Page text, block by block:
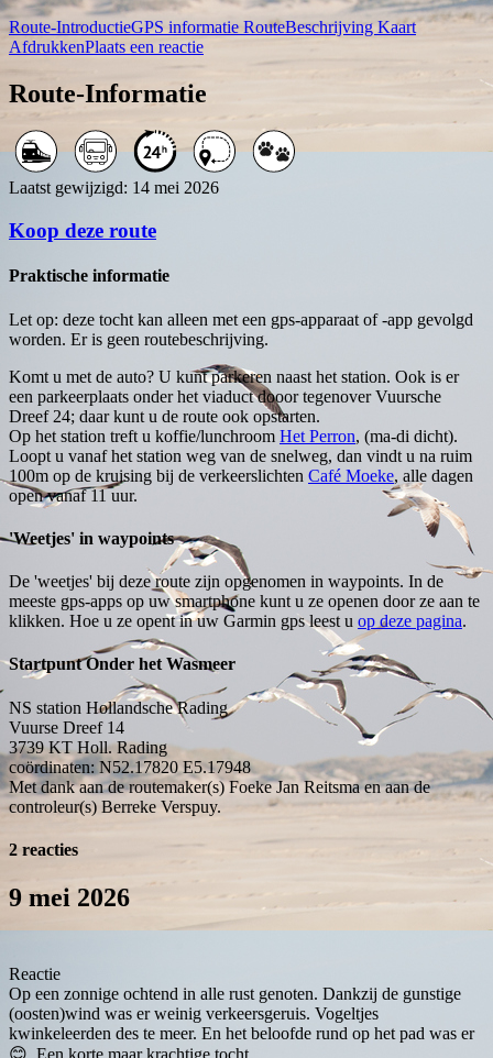
Route-IntroductieGPS informatie RouteBeschrijving Kaart
AfdrukkenPlaats een reactie
Route-Informatie
Laatst gewijzigd: 14 mei 2026
Koop deze route
Praktische informatie
Let op: deze tocht kan alleen met een gps-apparaat of -app gevolgd
worden. Er is geen routebeschrijving.
Komt u met de auto? U kunt parkeren naast het station. Ook is er
een parkeerplaats onder het viaduct dooor tegenover Vuursche
Dreef 24; daar kunt u de route ook opstarten.
Op het station treft u koffie/lunchroom Het Perron, (ma-di dicht).
Loopt u vanaf het station weg van de snelweg, dan vindt u na ruim
100m op de kruising bij de verkeerslichten Café Moeke, alle dagen
open vanaf 11 uur.
'Weetjes' in waypoints
De 'weetjes' bij deze route zijn opgenomen in waypoints. In de
meeste gps-apps op uw smartphone kunt u ze openen door ze aan te
klikken. Hoe u ze opent in uw Garmin gps leest u op deze pagina.
Startpunt Onder het Wasmeer
NS station Hollandsche Rading
Vuurse Dreef 14
3739 KT Holl. Rading
coördinaten: N52.17820 E5.17948
Met dank aan de routemaker(s) Foeke Jan Reitsma en aan de
controleur(s) Berreke Verspuy.
2 reacties
9 mei 2026
Reactie
Op een zonnige ochtend in alle rust genoten. Dankzij de gunstige
(oosten)wind was er weinig verkeersgeruis. Vogeltjes
kwinkeleerden des te meer. En het beloofde rund op het pad was er